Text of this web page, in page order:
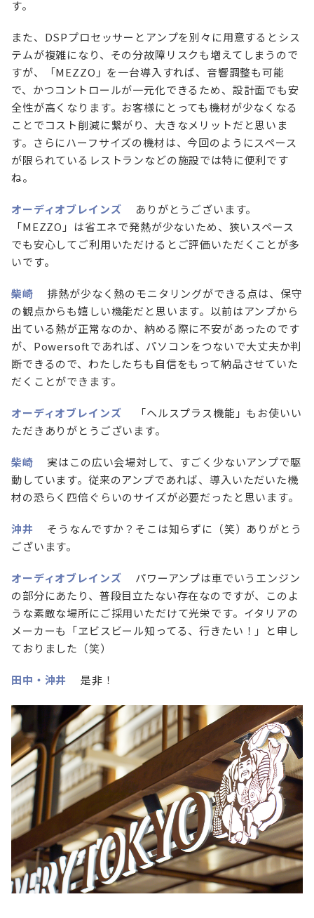
す。
また、DSPプロセッサーとアンプを別々に用意するとシス
テムが複雑になり、その分故障リスクも増えてしまうので
すが、「MEZZO」を一台導入すれば、音響調整も可能
で、かつコントロールが一元化できるため、設計面でも安
全性が高くなります。お客様にとっても機材が少なくなる
ことでコスト削減に繋がり、大きなメリットだと思いま
す。さらにハーフサイズの機材は、今回のようにスペース
が限られているレストランなどの施設では特に便利です
ね。
オーディオブレインズ
ありがとうございます。
「MEZZO」は省エネで発熱が少ないため、狭いスペース
でも安心してご利用いただけるとご評価いただくことが多
いです。
柴崎
排熱が少なく熱のモニタリングができる点は、保守
の観点からも嬉しい機能だと思います。以前はアンプから
出ている熱が正常なのか、納める際に不安があったのです
が、Powersoftであれば、パソコンをつないで大丈夫か判
断できるので、わたしたちも自信をもって納品させていた
だくことができます。
オーディオブレインズ
「ヘルスプラス機能」もお使いい
ただきありがとうございます。
柴崎
実はこの広い会場対して、すごく少ないアンプで駆
動しています。従来のアンプであれば、導入いただいた機
材の恐らく四倍ぐらいのサイズが必要だったと思います。
沖井
そうなんですか？そこは知らずに（笑）ありがとう
ございます。
オーディオブレインズ
パワーアンプは車でいうエンジン
の部分にあたり、普段目立たない存在なのですが、このよ
うな素敵な場所にご採用いただけて光栄です。イタリアの
メーカーも「ヱビスビール知ってる、行きたい！」と申し
ておりました（笑）
田中・沖井 是非！